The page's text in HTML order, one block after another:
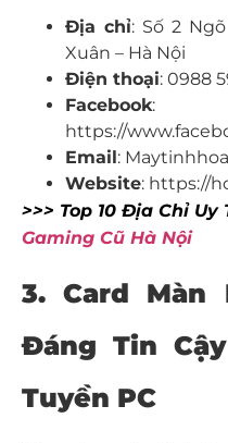
Địa chỉ: Số 2
Xuân – Hà Nội
Điện thoại: 0988
Facebook:
https://
Email:
Website: https://
>>> Top 10 Địa Chỉ Uy
Gaming Cũ Hà Nội
3. Card Màn
Đáng Tin
Tuyền PC